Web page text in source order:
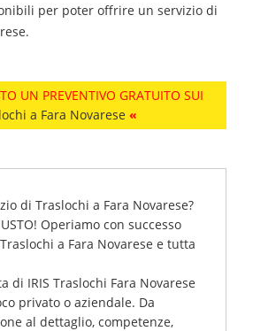
per poter offrire un servizio di
.
UN PREVENTIVO GRATUITO SUI
a Fara Novarese «
di Traslochi a Fara Novarese?
Operiamo con successo
Traslochi a Fara Novarese e tutta
di IRIS Traslochi Fara Novarese
privato o aziendale. Da
al dettaglio, competenze,